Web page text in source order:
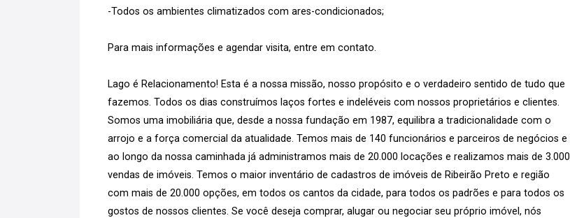
-Todos os ambientes climatizados com ares-condicionados;
Para mais informações e agendar visita, entre em contato.
Lago é Relacionamento! Esta é a nossa missão, nosso propósito e o verdadeiro sentido de tudo que
fazemos. Todos os dias construímos laços fortes e indeléveis com nossos proprietários e clientes.
Somos uma imobiliária que, desde a nossa fundação em 1987, equilibra a tradicionalidade com o
arrojo e a força comercial da atualidade. Temos mais de 140 funcionários e parceiros de negócios e
ao longo da nossa caminhada já administramos mais de 20.000 locações e realizamos mais de 3.000
vendas de imóveis. Temos o maior inventário de cadastros de imóveis de Ribeirão Preto e região
com mais de 20.000 opções, em todos os cantos da cidade, para todos os padrões e para todos os
gostos de nossos clientes. Se você deseja comprar, alugar ou negociar seu próprio imóvel, nós